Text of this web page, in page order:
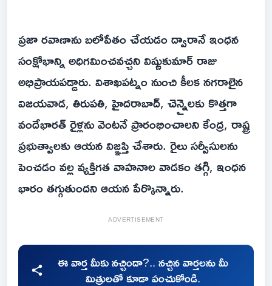
ప్రజా రవాణాను బలోపేతం చేయడం ద్వారానే ఇంధన
సంక్షోభాన్ని అధిగమించవచ్చని విష్ణుకుమార్ రాజు
అభిప్రాయపడ్డారు. విశాఖపట్నం నుంచి కీలక నగరాలైన
విజయవాడ, తిరుపతి, హైదరాబాద్, చెన్నైలకు కొత్తగా
వందేభారత్ రైళ్లను వెంటనే ప్రారంభించాలని కేంద్ర, రాష్ట్ర
ప్రభుత్వాలకు ఆయన విజ్ఞప్తి చేశారు. రైలు సర్వీసులను
పెంచడం వల్ల వ్యక్తిగత వాహనాల వాడకం తగ్గి, ఇంధన
భారం తగ్గుతుందని ఆయన పేర్కొన్నారు.
ADVERTISEMENT
ఈ వార్త మీకు నచ్చిందా?.. నచ్చిన వార్తలను మీ
మిత్రులతో కూడా పంచుకోండి.